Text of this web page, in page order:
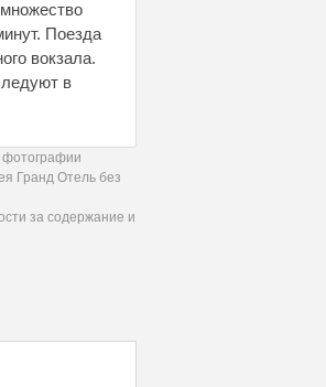
Поезда
вокзала.
в
фотографии
Гранд Отель без
за содержание и